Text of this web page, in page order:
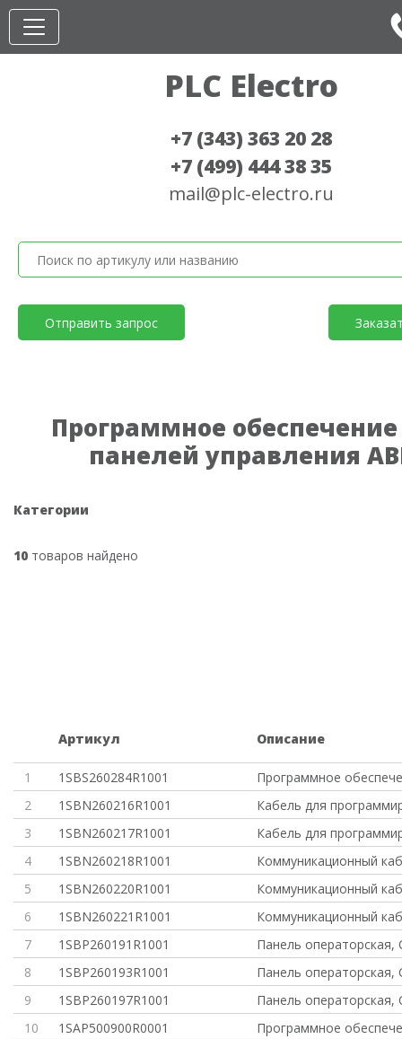
PLC Electro
+7 (343) 363 20 28
+7 (499) 444 38 35
mail@plc-electro.ru
Отправить запрос
Программное
панелей управления
Категории
10 товаров найдено
Артикул Описание
1 1SBS260284R1001
Программное
2
1SBN260216R1001
Кабель для
3
1SBN260217R1001
Кабель для
4
1SBN260218R1001
Коммуникационный
5
1SBN260220R1001
Коммуникационный
6
1SBN260221R1001
Коммуникационный
7
1SBP260191R1001
Панель
8
1SBP260193R1001
Панель операторская,
9
1SBP260197R1001
Панель операторская,
10
1SAP500900R0001 Программное